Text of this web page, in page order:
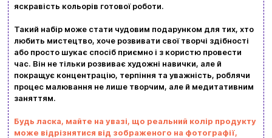
яскравість кольорів готової роботи.
Такий набір може стати чудовим подарунком для тих, хто
любить мистецтво, хоче розвивати свої творчі здібності
або просто шукає спосіб приємно і з користю провести
час. Він не тільки розвиває художні навички, але й
покращує концентрацію, терпіння та уважність, роблячи
процес малювання не лише творчим, але й медитативним
заняттям.
Будь ласка, майте на увазі, що реальний колір продукту
може відрізнятися від зображеного на фотографії,
Новини та статті
Повернення та обмін товарів
Політика конфіденційності
Контакти
+380996393746
Ваш кошик зараз порожній
Перегляньте асортимент нашого магазину і ви